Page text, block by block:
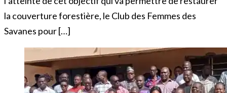
la couverture forestière, le Club des Femmes des
Savanes pour […]